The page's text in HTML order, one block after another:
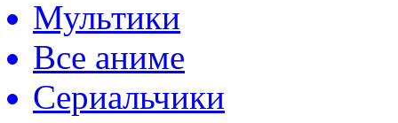
Мультики
Все аниме
Сериальчики